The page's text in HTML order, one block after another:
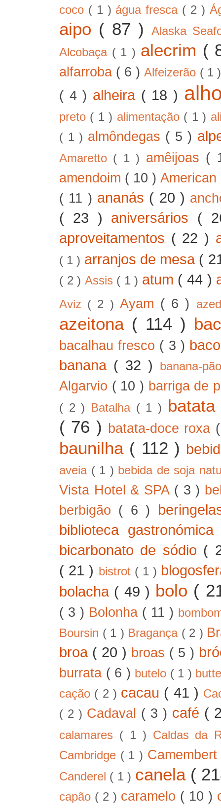
coco ( 1 ) água fresca ( 2 )
aipo ( 87 )Alaska
Alcobaça ( 1 ) alecrim (
alfarroba ( 6 )Alfeizerão ( 1
( 4 ) alheira ( 18 )
preto ( 1 ) alimentação ( 1 )
( 1 ) almôndegas ( 5 )
Amaretto ( 1 ) amêijoas (
amendoim ( 10 )
( 11 ) ananás ( 20 )
( 23 ) aniversários (
aproveitamentos ( 22 )
( 1 ) arranjos de mesa (
( 2 ) Assis ( 1 ) atum ( 44 )
Aviz ( 2 ) Ayam ( 6 )
azeitona ( 114 )
bacalhau fresco ( 3 )
banana ( 32 ) banana-
Algarvio ( 10 ) barriga de
( 2 ) Batalha ( 1 )
( 76 ) batata-doce roxa
baunilha ( 112 )
aveia ( 1 ) bebida de soja
Vista Hotel & SPA ( 3 )
berbigão ( 6 )
biblioteca
bicarbonato de sódio (
( 21 ) bistrot ( 1 )
bolacha ( 49 ) bolo (
( 3 ) Bolonha ( 11 )
Boursin ( 1 ) Bragança ( 2 )
broa ( 20 ) broas ( 5 )
burrata ( 6 ) butelo ( 1 )
cação ( 2 ) cacau ( 41 )
( 2 ) Cadaval ( 3 ) café (
calamares ( 1 ) Caldas da
Cambridge ( 1 )
Canderel ( 1 ) canela (
capão ( 2 ) caramelo ( 10 )